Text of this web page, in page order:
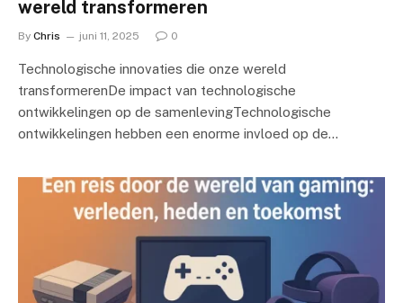
wereld transformeren
By Chris juni 11, 2025 0
Technologische innovaties die onze wereld
transformerenDe impact van technologische
ontwikkelingen op de samenlevingTechnologische
ontwikkelingen hebben een enorme invloed op de…